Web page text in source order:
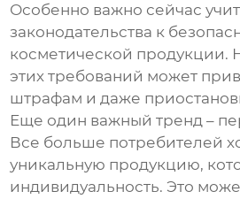
Особенно важно сейчас
законодательства к
косметической продукции.
этих требований может
штрафам и даже
Еще один важный тренд –
Все больше потребителей
уникальную продукцию,
индивидуальность. Это